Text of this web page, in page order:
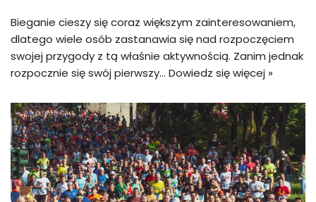
Bieganie cieszy się coraz większym zainteresowaniem,
dlatego wiele osób zastanawia się nad rozpoczęciem
swojej przygody z tą właśnie aktywnością. Zanim jednak
rozpocznie się swój pierwszy… Dowiedz się więcej »